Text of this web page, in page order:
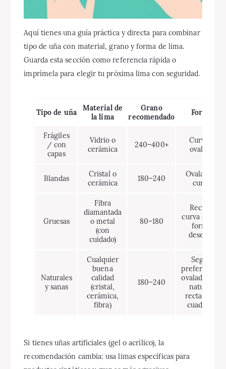
Aquí tienes una guía práctica y directa para combinar
tipo de uña con material, grano y forma de lima.
Guarda esta sección como referencia rápida o
imprímela para elegir tu próxima lima con seguridad.
Tipo de uña
Material de
la lima
Grano
recomendado
Forma
Frágiles
/ con
capas
Vidrio o
cerámica
240–400+
Curva u
ovalada
Blandas
Cristal o
cerámica
180–240
Ovalada o
curva
Gruesas
Fibra
diamantada
o metal
(con
cuidado)
80–180
Recta o
curva según
forma
deseada
Naturales
y sanas
Cualquier
buena
calidad
(cristal,
cerámica,
fibra)
180–240
Según
preferencia:
ovalada para
natural,
recta para
cuadrada
Si tienes uñas artificiales (gel o acrílico), la
recomendación cambia: usa limas específicas para